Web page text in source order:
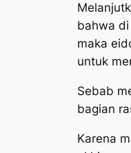
bahwa
maka
untuk
Sebab
bagian
Karena